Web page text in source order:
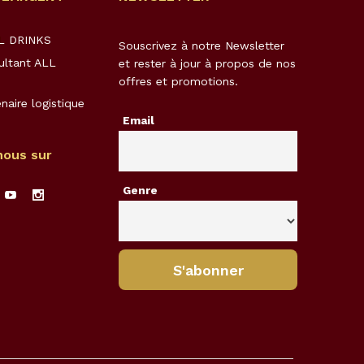
DRINKS
ALL
logistique
sur
Souscrivez à notre Newsletter
et rester à jour à propos de nos
offres et promotions.
Email
Genre